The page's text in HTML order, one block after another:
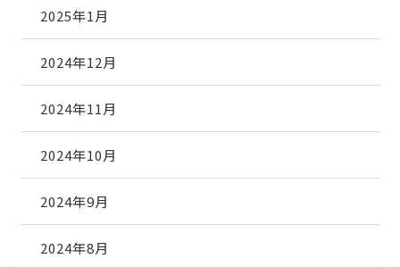
2025年1月
2024年12月
2024年11月
2024年10月
2024年9月
2024年8月